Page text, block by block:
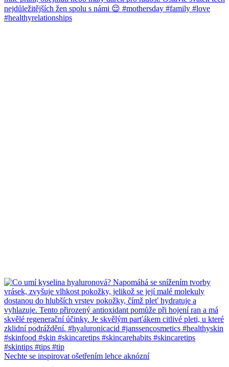
Nechte se inspirovat ošetřením lehce aknózní